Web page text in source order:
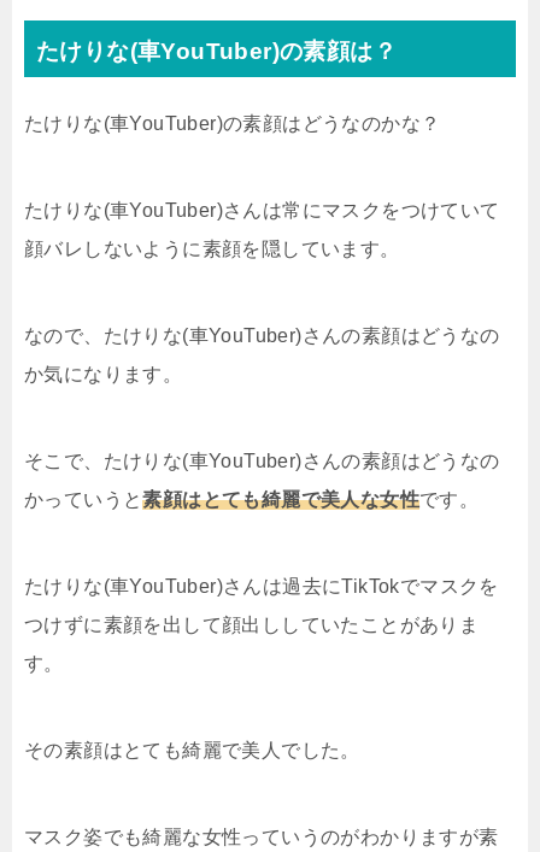
たけりな(車YouTuber)の素顔は？
たけりな(車YouTuber)の素顔はどうなのかな？
たけりな(車YouTuber)さんは常にマスクをつけていて
顔バレしないように素顔を隠しています。
なので、たけりな(車YouTuber)さんの素顔はどうなの
か気になります。
そこで、たけりな(車YouTuber)さんの素顔はどうなの
かっていうと素顔はとても綺麗で美人な女性です。
たけりな(車YouTuber)さんは過去にTikTokでマスクを
つけずに素顔を出して顔出ししていたことがありま
す。
その素顔はとても綺麗で美人でした。
マスク姿でも綺麗な女性っていうのがわかりますが素